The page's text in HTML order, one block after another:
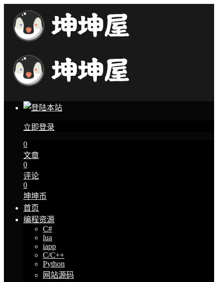
立即登录
0
文章
0
评论
0
坤坤币
首页
编程资源
C#
lua
iapp
C/C++
Python
网站源码